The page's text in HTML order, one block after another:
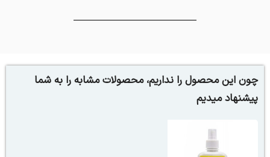
چون این محصول را نداریم، محصولات مشابه را به شما
پیشنهاد میدیم